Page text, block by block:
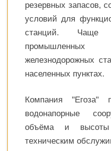
резервных запасов,
условий для
станций. Чаще
железнодорожных
населенных пунктах.
Компания "Егоза"
водонапорные
объёма и
техническим